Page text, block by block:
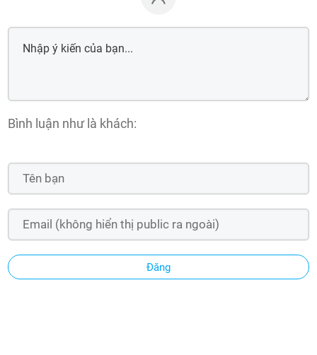
Bình luận như là khách:
Đăng